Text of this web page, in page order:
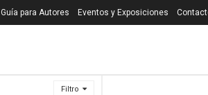
Filtro
Guía para Autores Eventos y Exposiciones